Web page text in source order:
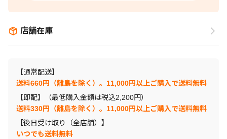
店舗在庫
【通常配送】
送料660円（離島を除く）。11,000円以上ご購入で送料無料
【即配】（最低購入金額は税込2,200円）
送料330円（離島を除く）。11,000円以上ご購入で送料無料
【後日受け取り（全店舗）】
いつでも送料無料